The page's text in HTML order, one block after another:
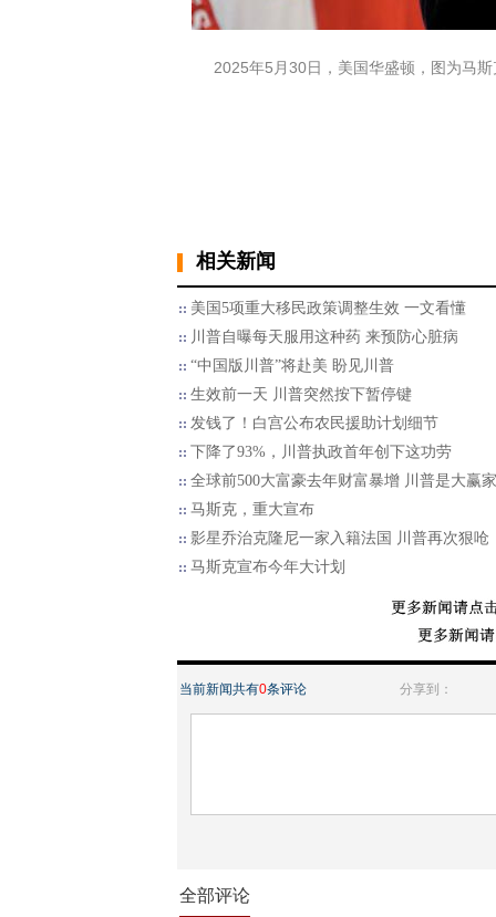
2025年5月30日，美国华盛顿，图为马
相关新闻
美国5项重大移民政策调整生效 一文看懂
川普自曝每天服用这种药 来预防心脏病
“中国版川普”将赴美 盼见川普
生效前一天 川普突然按下暂停键
发钱了！白宫公布农民援助计划细节
下降了93%，川普执政首年创下这功劳
全球前500大富豪去年财富暴增 川普是大赢家
马斯克，重大宣布
影星乔治克隆尼一家入籍法国 川普再次狠呛
马斯克宣布今年大计划
当前新闻共有0条评论 分享到：
全部评论